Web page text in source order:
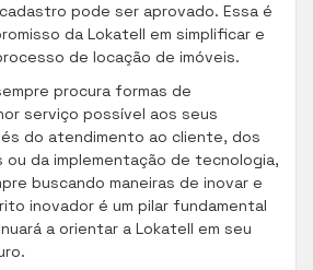
pode ser aprovado. Essa é
da Lokatell em simplificar e
de locação de imóveis.
procura formas de
serviço possível aos seus
do atendimento ao cliente, dos
da implementação de tecnologia,
buscando maneiras de inovar e
inovador é um pilar fundamental
a orientar a Lokatell em seu